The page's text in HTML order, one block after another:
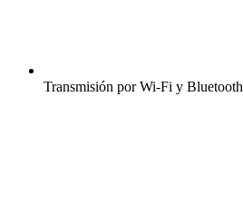
Transmisión por Wi-Fi y Bluetooth